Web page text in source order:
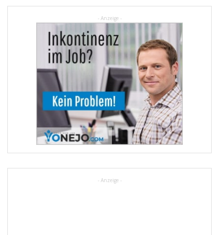
- Anzeige -
- Anzeige -